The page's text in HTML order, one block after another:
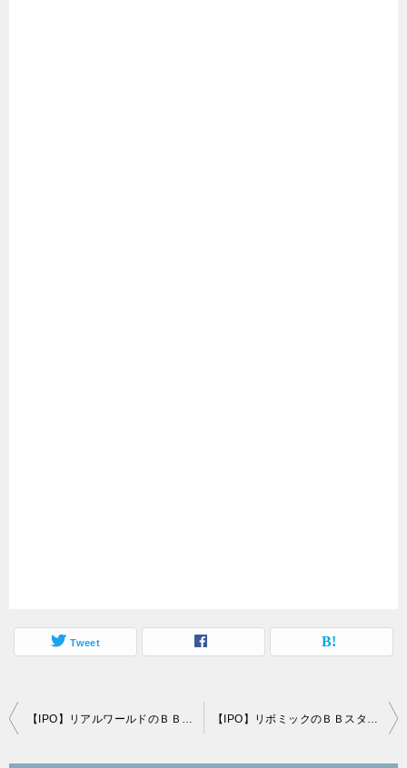
Tweet
投
【IPO】リアルワールドのＢＢスタンスと初値予想 【IPO】リボミックのＢＢスタンスと初値予想